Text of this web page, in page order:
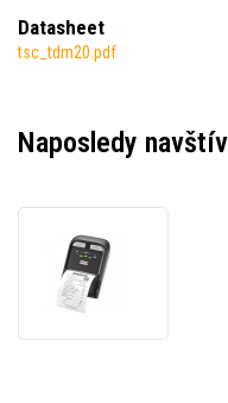
Datasheet
tsc_tdm20.pdf
Naposledy
connection